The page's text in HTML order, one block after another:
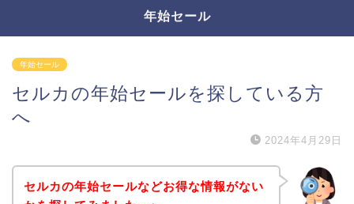
年始セール
年始セール
セルカの年始セールを探している方
へ
2024年4月29日
セルカの年始セールなどお得な情報がない